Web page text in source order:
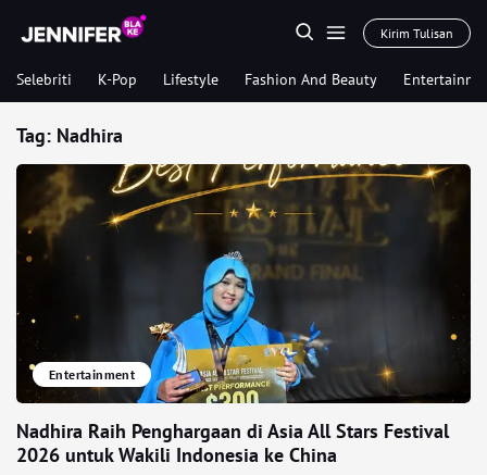
Kirim Tulisan
Selebriti K-Pop Lifestyle Fashion And Beauty
Tag: Nadhira
Entertainment
Nadhira Raih Penghargaan di Asia All Stars Festival
2026 untuk Wakili Indonesia ke China